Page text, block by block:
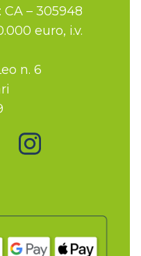
CA – 305948
euro, i.v.
n. 6